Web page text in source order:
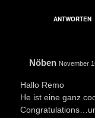
ANTWORTEN
Nöben November
Hallo Remo
He ist eine ganz